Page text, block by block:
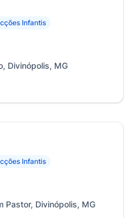
Infantis
Divinópolis, MG
Infantis
Pastor, Divinópolis, MG